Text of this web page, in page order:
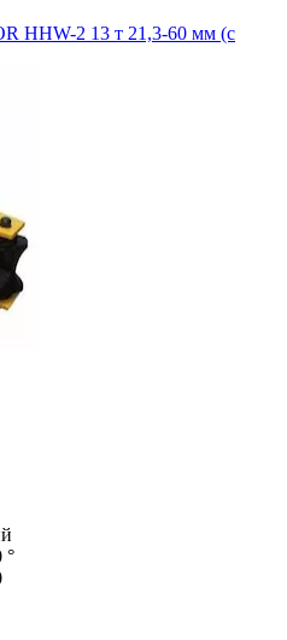
HHW-2 13 т 21,3-60 мм (с
°